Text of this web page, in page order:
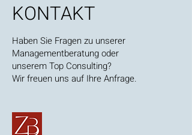
KONTAKT
Haben Sie Fragen zu unserer
Managementberatung oder
unserem Top Consulting?
Wir freuen uns auf Ihre Anfrage.